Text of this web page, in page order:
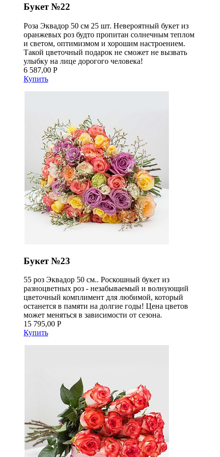
Букет №22
Роза Эквадор 50 см 25 шт. Невероятный букет из
оранжевых роз будто пропитан солнечным теплом
и светом, оптимизмом и хорошим настроением.
Такой цветочный подарок не сможет не вызвать
улыбку на лице дорогого человека!
6 587,00 Р
Купить
Букет №23
55 роз Эквадор 50 см.. Роскошный букет из
разноцветных роз - незабываемый и волнующий
цветочный комплимент для любимой, который
останется в памяти на долгие годы! Цена цветов
может меняться в зависимости от сезона.
15 795,00 Р
Купить